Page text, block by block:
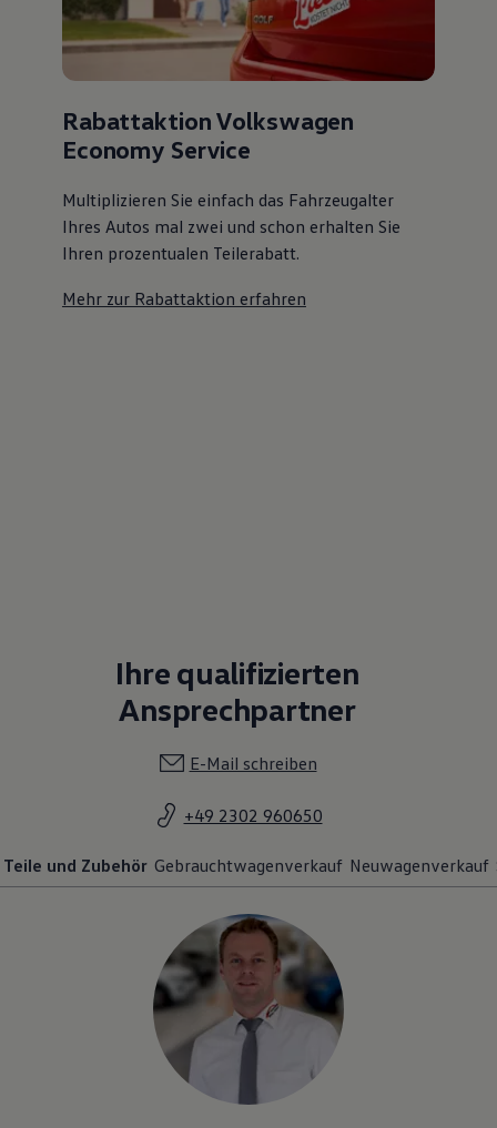
Rabattaktion Volkswagen
Economy Service
Multiplizieren Sie einfach das Fahrzeugalter
Ihres Autos mal zwei und schon erhalten Sie
Ihren prozentualen Teilerabatt.
Mehr zur Rabattaktion erfahren
Ihre qualifizierten
Ansprechpartner
E-Mail schreiben
+49 2302 960650
Teile und Zubehör Gebrauchtwagenverkauf Neuwagenverkauf